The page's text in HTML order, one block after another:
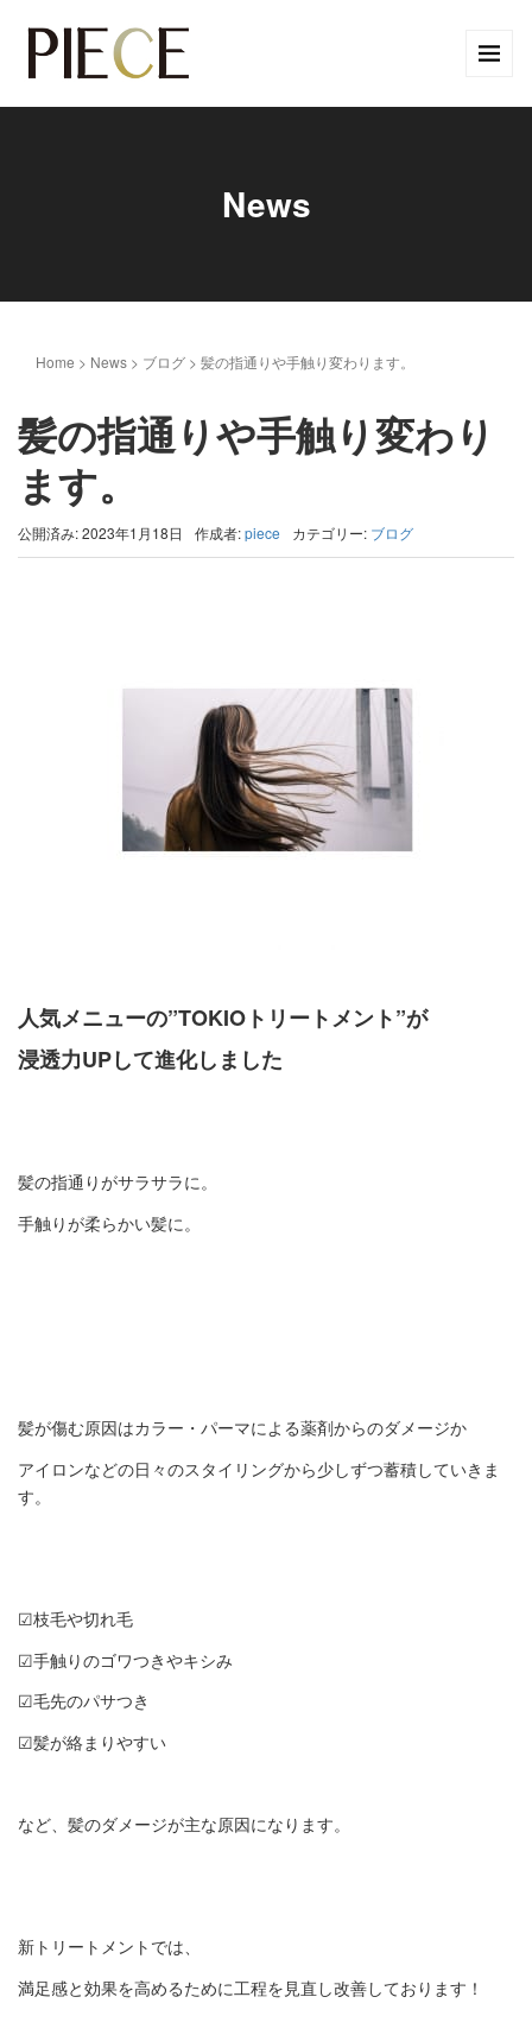
News
Home > News > ブログ > 髪の指通りや手触り変わります。
髪の指通りや手触り変わり
ます。
公開済み: 2023年1月18日 作成者:piece カテゴリー: ブログ
人気メニューの”TOKIOトリートメント”が
浸透力UPして進化しました
髪の指通りがサラサラに。
手触りが柔らかい髪に。
髪が傷む原因はカラー・パーマによる薬剤からのダメージか
アイロンなどの日々のスタイリングから少しずつ蓄積していきま
す。
☑︎枝毛や切れ毛
☑︎手触りのゴワつきやキシみ
☑︎毛先のパサつき
☑︎髪が絡まりやすい
など、髪のダメージが主な原因になります。
新トリートメントでは、
満足感と効果を高めるために工程を見直し改善しております！